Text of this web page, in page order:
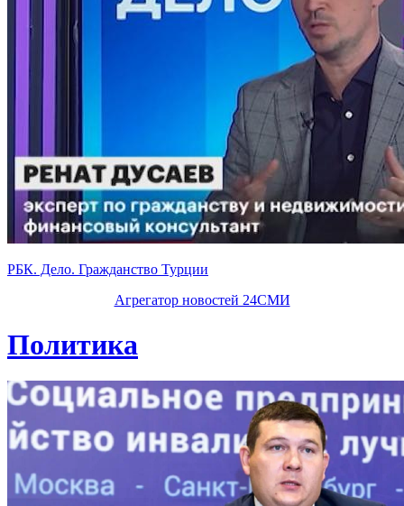
РБК. Дело. Гражданство Турции
Агрегатор новостей 24СМИ
Политика